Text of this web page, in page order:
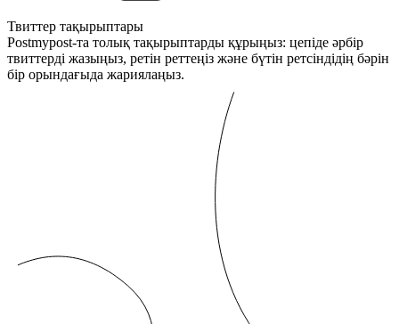
Твиттер тақырыптары
Postmypost-та толық тақырыптарды құрыңыз: цепіде әрбір
твиттерді жазыңыз, ретін реттеңіз және бүтін ретсіндідің бәрін
бір орындағыда жариялаңыз.